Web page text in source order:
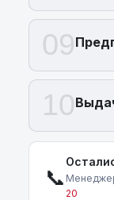
09
10
📞 Менеджер
20